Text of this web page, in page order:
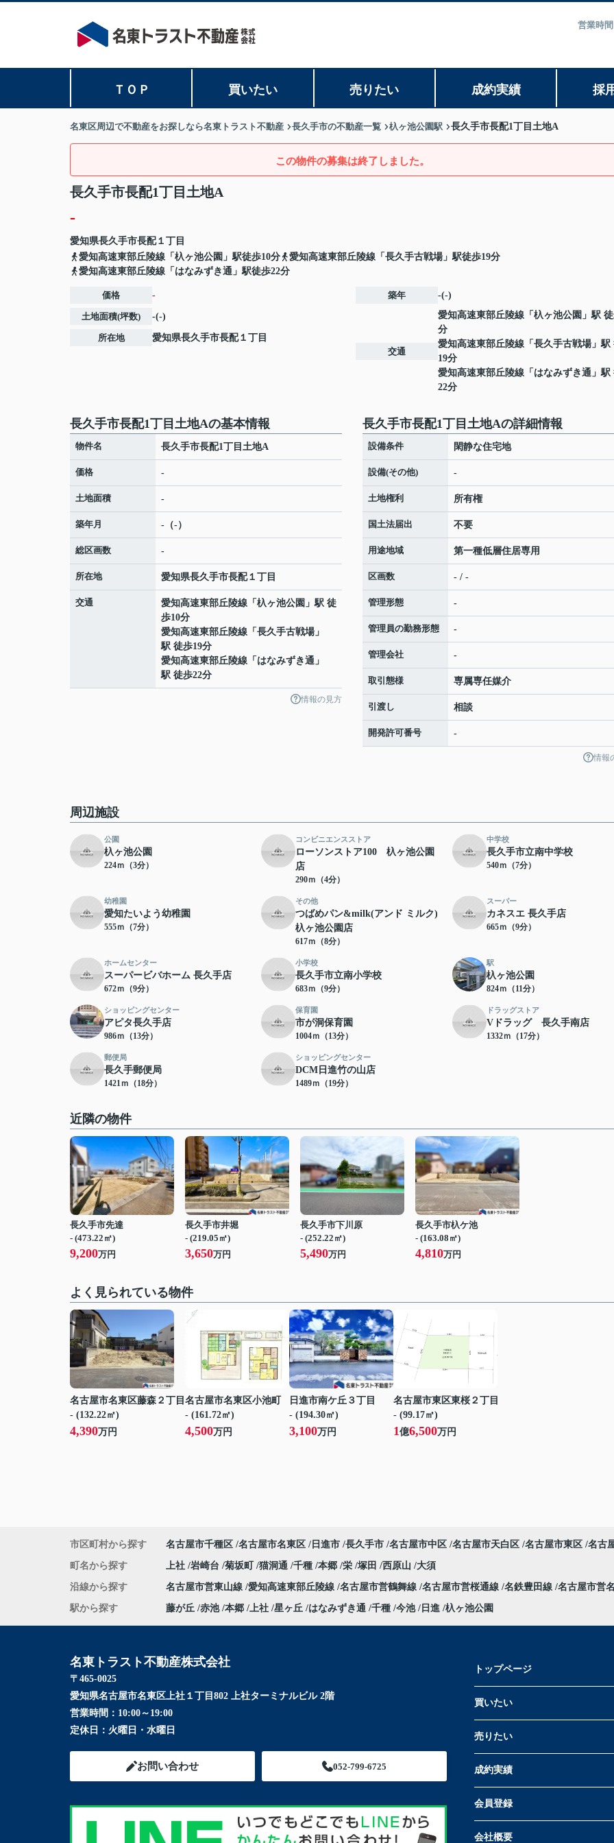
営業時
ＴＯＰ 買いたい 売りたい 成約実績 採
名東区周辺で不動産をお探しなら名東トラスト不動産 長久手市の不動産一覧 杁ヶ池公園駅 長久手市長配1丁目土地A
この物件の募集は終了しました。
長久手市長配1丁目土地A
-
愛知県長久手市長配１丁目
愛知高速東部丘陵線「杁ヶ池公園」駅徒歩10分
愛知高速東部丘陵線「長久手古戦場」駅徒歩19分
愛知高速東部丘陵線「はなみずき通」駅徒歩22分
価格 -
土地面積(坪数) -(-)
所在地 愛知県長久手市長配１丁目
築年 -(-)
交通
愛知高速東部丘陵線 「 杁ヶ池公園 」駅
分
愛知高速東部丘陵線 「 長久手古戦場」駅
19分
愛知高速東部丘陵線 「 はなみずき通 」
22分
長久手市長配1丁目土地Aの基本情報
物件名 長久手市長配1丁目土地A
価格 -
土地面積 -
築年月 -（-）
総区画数 -
所在地 愛知県長久手市長配１丁目
交通 愛知高速東部丘陵線 「 杁ヶ池公園 」駅 徒
歩10分
愛知高速東部丘陵線 「 長久手古戦場」
駅 徒歩19分
愛知高速東部丘陵線 「 はなみずき通 」
駅 徒歩22分
情報の見方
長久手市長配1丁目土地Aの詳細情報
設備条件 閑静な住宅地
設備(その他) -
土地権利 所有権
国土法届出 不要
用途地域 第一種低層住居専用
区画数 - / -
管理形態 -
管理員の勤務形態 -
管理会社 -
取引態様 専属専任媒介
引渡し 相談
開発許可番号 -
情報
周辺施設
公園
杁ヶ池公園
224ｍ（3分）
コンビニエンスストア
ローソンストア100 杁ヶ池公園
店
290ｍ（4分）
中学校
長久手市立南中学校
540ｍ（7分）
幼稚園
愛知たいよう幼稚園
555ｍ（7分）
その他
つばめパン&milk(アンド ミルク)
杁ヶ池公園店
617ｍ（8分）
スーパー
カネスエ 長久手店
665ｍ（9分）
ホームセンター
スーパービバホーム 長久手店
672ｍ（9分）
小学校
長久手市立南小学校
683ｍ（9分）
駅
杁ヶ池公園
824ｍ（11分）
ショッピングセンター
アピタ長久手店
986ｍ（13分）
保育園
市が洞保育園
1004ｍ（13分）
ドラッグストア
Vドラッグ 長久手南店
1332ｍ（17分）
郵便局
長久手郵便局
1421ｍ（18分）
ショッピングセンター
DCM日進竹の山店
1489ｍ（19分）
近隣の物件
長久手市先達
- (473.22㎡)
9,200万円
長久手市井堀
- (219.05㎡)
3,650万円
長久手市下川原
- (252.22㎡)
5,490万円
長久手市杁ケ池
- (163.08㎡)
4,810万円
よく見られている物件
名古屋市名東区藤森２丁目
- (132.22㎡)
4,390万円
名古屋市名東区小池町
- (161.72㎡)
4,500万円
日進市南ケ丘３丁目
- (194.30㎡)
3,100万円
名古屋市東区東桜２丁目
- (99.17㎡)
1億6,500万円
市区町村から探す 名古屋市千種区 名古屋市名東区 日進市 長久手市 名古屋市中区 名古屋市天白区 名古屋市東区 名古
町名から探す 上社 岩崎台 菊坂町 猫洞通 千種 本郷 栄 塚田 西原山 大須
沿線から探す 名古屋市営東山線 愛知高速東部丘陵線 名古屋市営鶴舞線 名古屋市営桜通線 名鉄豊田線 名古屋市営
駅から探す 藤が丘 赤池 本郷 上社 星ヶ丘 はなみずき通 千種 今池 日進 杁ヶ池公園
名東トラスト不動産株式会社
〒465-0025
愛知県名古屋市名東区上社１丁目802 上社ターミナルビル 2階
営業時間： 10:00～19:00
定休日： 火曜日・水曜日
お問い合わせ 052-799-6725
トップページ
買いたい
売りたい
成約実績
会員登録
会社概要